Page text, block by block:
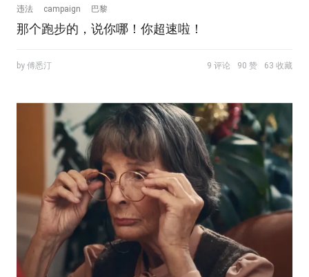
违法 campaign 巴黎
那个跑步的，说你哪！你超速啦！
by 傅悉汀 9 评论 90 赞 63 收藏